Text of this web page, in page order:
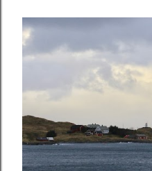
n
l
e
g
g